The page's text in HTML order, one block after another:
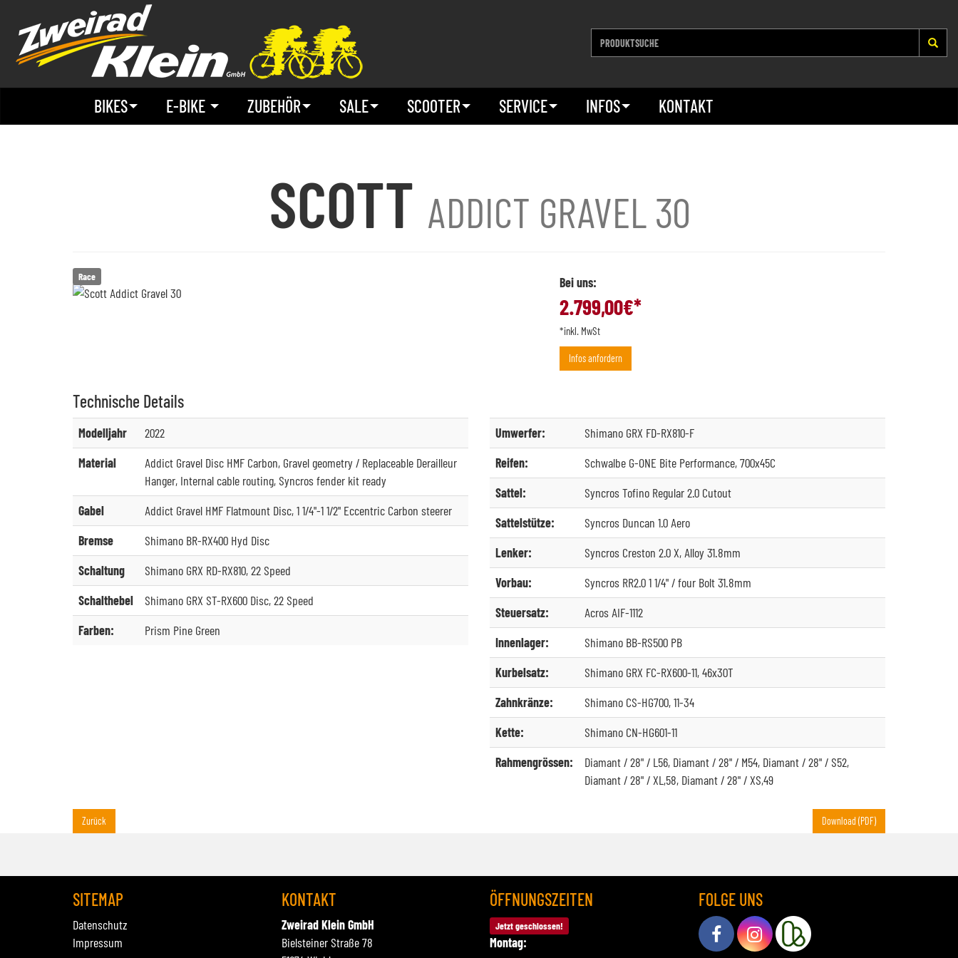
BIKES E-BIKE ZUBEHÖR SALE SCOOTER SERVICE INFOS KONTAKT
SCOTT ADDICT GRAVEL 30
Race Bei uns:
2.799,00€*
*inkl. MwSt
Infos anfordern
Technische Details
Modelljahr
2022
Material
Addict Gravel Disc HMF Carbon, Gravel geometry / Replaceable Derailleur
Hanger, Internal cable routing, Syncros fender kit ready
Gabel
Addict Gravel HMF Flatmount Disc, 1 1/4"-1 1/2" Eccentric Carbon steerer
Bremse
Shimano BR-RX400 Hyd Disc
Schaltung
Shimano GRX RD-RX810, 22 Speed
Schalthebel
Shimano GRX ST-RX600 Disc, 22 Speed
Farben:
Prism Pine Green
Umwerfer:
Shimano GRX FD-RX810-F
Reifen:
Schwalbe G-ONE Bite Performance, 700x45C
Sattel:
Syncros Tofino Regular 2.0 Cutout
Sattelstütze:
Syncros Duncan 1.0 Aero
Lenker:
Syncros Creston 2.0 X, Alloy 31.8mm
Vorbau:
Syncros RR2.0 1 1/4" / four Bolt 31.8mm
Steuersatz:
Acros AIF-1112
Innenlager:
Shimano BB-RS500 PB
Kurbelsatz:
Shimano GRX FC-RX600-11, 46x30T
Zahnkränze:
Shimano CS-HG700, 11-34
Kette:
Shimano CN-HG601-11
Rahmengrössen:
Diamant / 28" / L56, Diamant / 28" / M54, Diamant / 28" / S52,
Diamant / 28" / XL,58, Diamant / 28" / XS,49
Zurück Download (PDF)
SITEMAP
Datenschutz
Impressum
KONTAKT
Zweirad Klein GmbH
Bielsteiner Straße 78
ÖFFNUNGSZEITEN
Jetzt geschlossen!
Montag:
FOLGE UNS